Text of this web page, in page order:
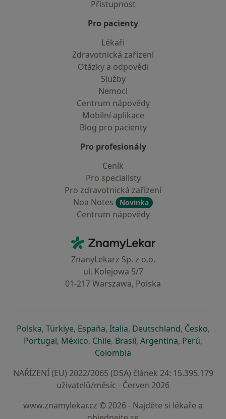
Přístupnost
Pro pacienty
Lékaři
Zdravotnická zařízení
Otázky a odpovědi
Služby
Nemoci
Centrum nápovědy
Mobilní aplikace
Blog pro pacienty
Pro profesionály
Ceník
Pro specialisty
Pro zdravotnická zařízení
Noa Notes
Novinka
Centrum nápovědy
ZnamyLekar - Hlavní stránka
ZnanyLekarz Sp. z o.o.
ul. Kolejowa 5/7
01-217 Warszawa, Polska
Polskase otevře v nové záložce
, Türkiyese otevře v nové záložce
, Españase otevře v nové záložce
, Italiase otevře v nové záložce
, Deutschlandse otevře v
, Českose
,
Portugalse otevře v nové záložce
, Méxicose otevře v nové záložce
, Chilese otevře v nové záložce
, Brasilse otevře v nové
, Argentinase otevře v
, Perúse
,
Colombia
NAŘÍZENÍ (EU) 2022/2065 (DSA) článek 24: 15.395.179
uživatelů/měsíc - Červen 2026
www.znamylekar.cz © 2026 - Najděte si lékaře a